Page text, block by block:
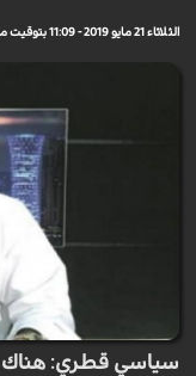
الثلاثاء 21 مايو 2019 - 11:09 بتوقيت مكة
سياسي قطري: هناك